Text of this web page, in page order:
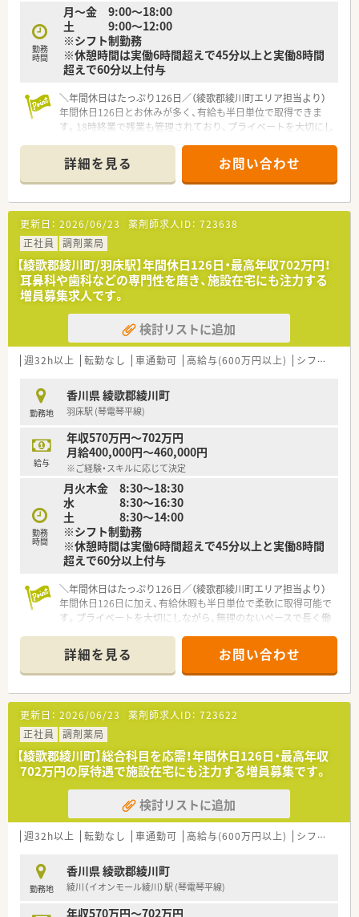
勤務
時間
月～金 9:00～18:00
土 9:00～12:00
※シフト制勤務
※休憩時間は実働6時間超えで45分以上と実働8時間
超えで60分以上付与
＼年間休日はたっぷり126日／（綾歌郡綾川町エリア担当より）
年間休日126日とお休みが多く、有給も半日単位で取得できま
す。18時終業で残業も管理されており、プライベートを大切にし
【店舗情報と応需状況について】
■挿頭丘駅から徒歩2分という非常にアクセスの良い立地にあ
り、マイカーでの通勤も可能なため毎日の通勤が快適です。
■近隣の医療機関から小児科や内科などの処方箋をメインに応
需し、1日あたり20枚から30枚ほどに丁寧に対応しています。
■外来の処方箋応需に加えて施設在宅の業務にも積極的に取り
組んでおり、地域医療を支える重要な拠点となっています。
【法人特徴について】
■同エリア内で複数の店舗をドミナント展開しており、応援や異
動の際にも通勤の負担がないよう配慮されています。
■地域の小規模な店舗から病院の門前まで展開しており、ライフ
プランに応じて柔軟に働き方を変えられる法人です。
■漢方製剤を含む一般用医薬品も多数取り揃えており、お薬以外
【職場環境と雰囲気】
■経営トップは非常に気さくなお人柄で相談しやすく、アットホ
ームで何でも話し合える風通しの良さがあります。
■現在20代から40代のスタッフがメイン層として活躍してお
り、互いにサポートし合う温かい雰囲気の職場です。
■細かいルールに縛られすぎることもないため、薬剤師としての
裁量を活かしながらのびのびと就業可能です。
【こんな方が活躍中】
■患者様の声にじっくりと耳を傾け、親切で寄り添った対応を心
がけるお人柄の良いスタッフが輝いています。
■他者に高いスキルを求めるよりも、チームワークを重視して互
■これまでの経験科目にとらわれず、幅広い処方内容や施設での
在宅医療の分野にも柔軟に関心を持てる方々です。
詳細を見る お問い合わせ
更新日： 2026/06/23 薬剤師求人ID： 723638
正社員
調剤薬局
【綾歌郡綾川町/羽床駅】年間休日126日・最高年収702万円！
耳鼻科や歯科などの専門性を磨き、施設在宅にも注力する
増員募集求人です。
検討リストに追加
週32h以上 転勤なし 車通勤可 高給与(600万円以上) シフト制
勤務地
香川県 綾歌郡綾川町
羽床駅 (琴電琴平線)
給与
年収570万円～702万円
月給400,000円～460,000円
※ご経験・スキルに応じて決定
勤務
時間
月火木金 8:30～18:30
水 8:30～16:30
土 8:30～14:00
※シフト制勤務
※休憩時間は実働6時間超えで45分以上と実働8時間
超えで60分以上付与
＼年間休日はたっぷり126日／（綾歌郡綾川町エリア担当より）
年間休日126日に加え、有給休暇も半日単位で柔軟に取得可能で
す。プライベートを大切にしながら、無理のないペースで長く働
【店舗情報と応需状況について】
■最寄り駅からは徒歩10分ほどの場所に位置しており、マイカ
ー通勤が可能なため毎日の通勤も非常に快適です。
■近隣の耳鼻咽喉科や歯科などの処方箋をメインに応需し、1日
あたり60枚から70枚ほどに対応しています。
■外来の処方箋応需に加えて施設在宅の業務にも注力しており、
地域医療を支える重要な拠点となっています。
【法人特徴について】
■同エリア内で複数の店舗をドミナント展開しており、応援や異
動の際にも通勤の負担がないよう配慮されています。
■地域の小規模な店舗から病院の門前まで展開しており、ライフ
プランに応じて柔軟な働き方ができる法人です。
の面からも患者様をトータルにサポートしています。
【職場環境と雰囲気】
■経営トップは非常に気さくなお人柄で相談しやすく、アットホ
詳細を見る お問い合わせ
更新日： 2026/06/23 薬剤師求人ID： 723622
正社員
調剤薬局
【綾歌郡綾川町】総合科目を応需！年間休日126日・最高年収
702万円の厚待遇で施設在宅にも注力する増員募集です。
検討リストに追加
週32h以上 転勤なし 車通勤可 高給与(600万円以上) シフト制
勤務地
香川県 綾歌郡綾川町
綾川（イオンモール綾川）駅 (琴電琴平線)
年収570万円～702万円